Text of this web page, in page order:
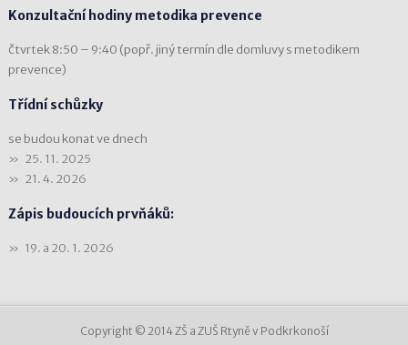
Konzultační hodiny metodika prevence
čtvrtek 8:50 – 9:40 (popř. jiný termín dle domluvy s metodikem
prevence)
Třídní schůzky
se budou konat ve dnech
25. 11. 2025
21. 4. 2026
Zápis budoucích prvňáků:
19. a 20. 1. 2026
Copyright © 2014 ZŠ a ZUŠ Rtyně v Podkrkonoší